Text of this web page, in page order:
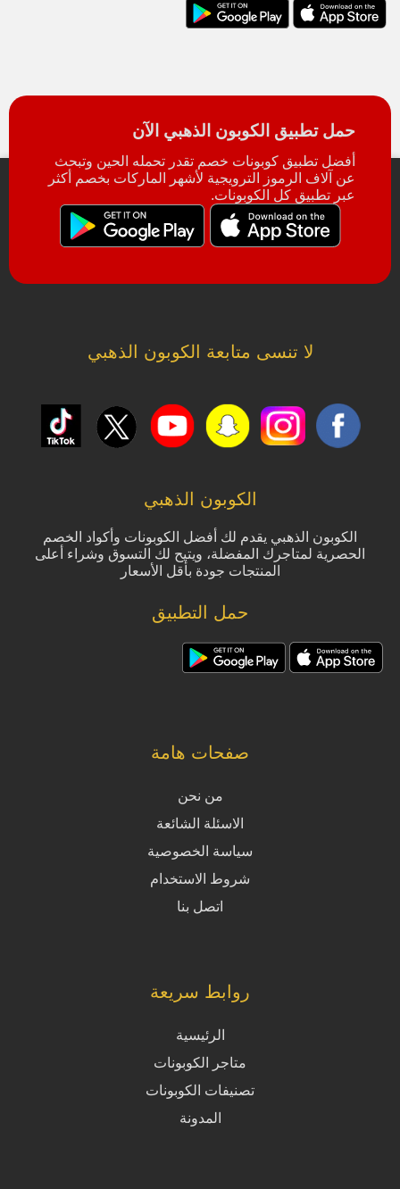
حمل تطبيق الكوبون الذهبي الآن
أفضل تطبيق كوبونات خصم تقدر تحمله الحين وتبحث
عن آلاف الرموز الترويجية لأشهر الماركات بخصم أكثر
عبر تطبيق كل الكوبونات.
لا تنسى متابعة الكوبون الذهبي
الكوبون الذهبي
الكوبون الذهبي يقدم لك أفضل الكوبونات وأكواد الخصم
الحصرية لمتاجرك المفضلة، ويتيح لك التسوق وشراء أعلى
المنتجات جودة بأقل الأسعار
حمل التطبيق
صفحات هامة
من نحن
الاسئلة الشائعة
سياسة الخصوصية
شروط الاستخدام
اتصل بنا
روابط سريعة
الرئيسية
متاجر الكوبونات
تصنيفات الكوبونات
المدونة